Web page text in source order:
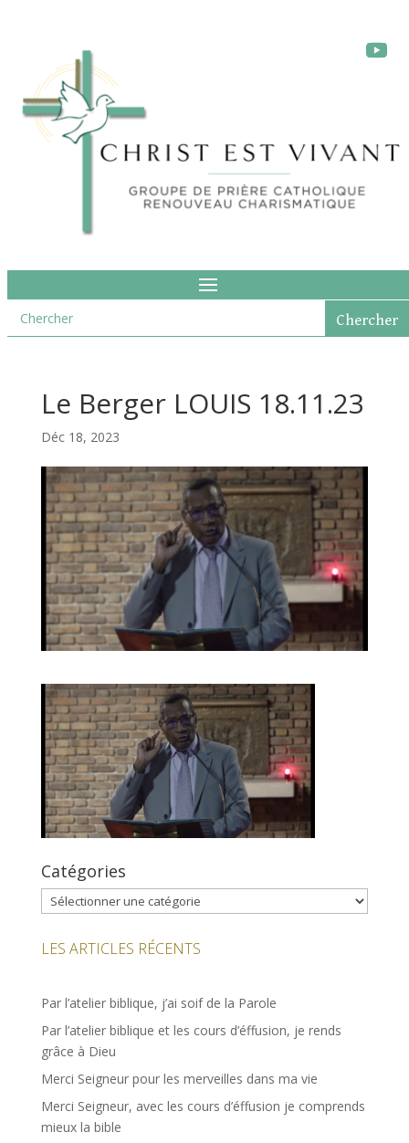
Le Berger LOUIS 18.11.23
Déc 18, 2023
Catégories
Catégories
LES ARTICLES RÉCENTS
Par l’atelier biblique, j’ai soif de la Parole
Par l’atelier biblique et les cours d’éffusion, je rends
grâce à Dieu
Merci Seigneur pour les merveilles dans ma vie
Merci Seigneur, avec les cours d’éffusion je comprends
mieux la bible